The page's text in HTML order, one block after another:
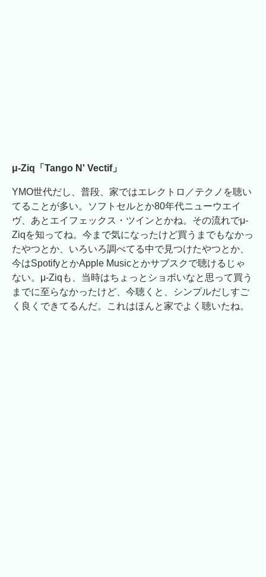
μ-Ziq「Tango N' Vectif」
YMO世代だし、普段、家ではエレクトロ／テクノを聴い
てることが多い。ソフトセルとか80年代ニューウエイ
ヴ、あとエイフェックス・ツインとかね。その流れでμ-
Ziqを知ってね。今まで気になったけど買うまでもなかっ
たやつとか、いろいろ調べてる中で見つけたやつとか、
今はSpotifyとかApple Musicとかサブスクで聴けるじゃ
ない。μ-Ziqも、当時はちょっとショボいなと思って買う
までに至らなかったけど、今聴くと、シンプルだしすご
く良くできてるんだ。これはほんと家でよく聴いたね。